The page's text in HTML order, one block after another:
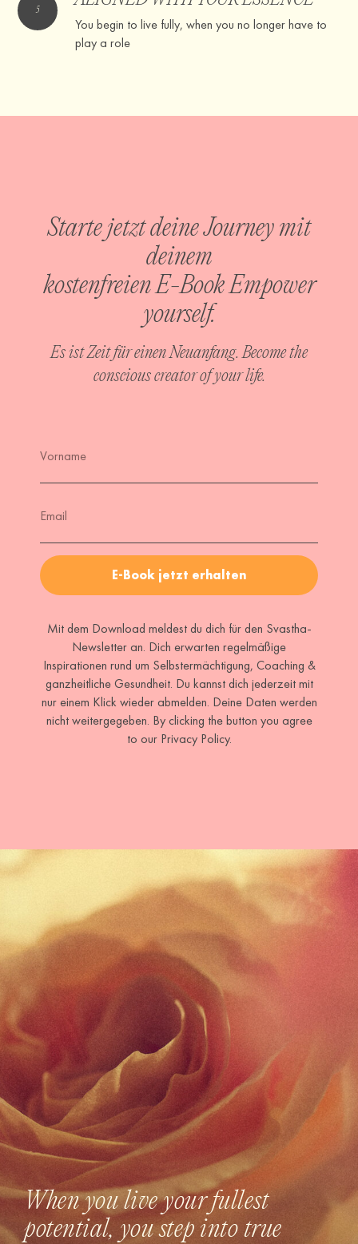
You begin to live fully, when you no longer have to
play a role
Starte jetzt deine Journey mit
deinem
kostenfreien E-Book Empower
yourself.
Es ist Zeit für einen Neuanfang. Become the
conscious creator of your life.
Vorname
Email
E-Book jetzt erhalten
Mit dem Download meldest du dich für den Svastha-
Newsletter an. Dich erwarten regelmäßige
Inspirationen rund um Selbstermächtigung, Coaching &
ganzheitliche Gesundheit. Du kannst dich jederzeit mit
nur einem Klick wieder abmelden. Deine Daten werden
nicht weitergegeben. By clicking the button you agree
to our Privacy Policy.
When you live your fullest
potential, you step into true